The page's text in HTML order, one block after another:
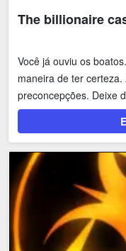
The billionaire
Você já ouviu os
maneira de ter
preconcepções. Deixe